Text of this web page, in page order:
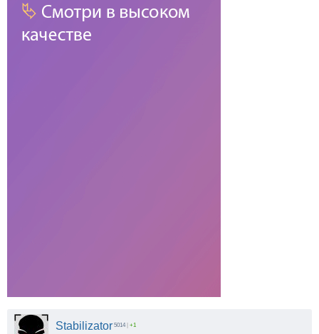
Stabilizator 5014 | +1